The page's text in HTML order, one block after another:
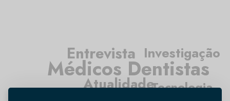
Atualidade
Médicos Dentistas
Entrevista
Tecnologia
Investigação